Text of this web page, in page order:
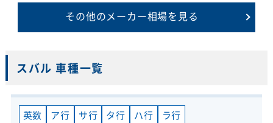
その他のメーカー相場を見る
スバル 車種一覧
英数 ア行 サ行 タ行 ハ行 ラ行